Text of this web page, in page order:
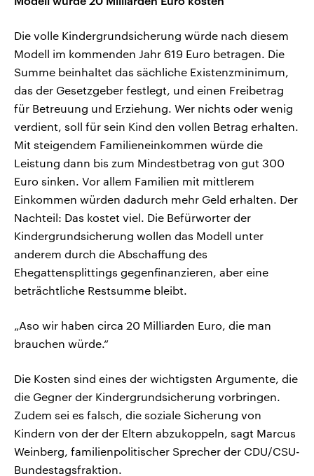
Die volle Kindergrundsicherung würde nach diesem
Modell im kommenden Jahr 619 Euro betragen. Die
Summe beinhaltet das sächliche Existenzminimum,
das der Gesetzgeber festlegt, und einen Freibetrag
für Betreuung und Erziehung. Wer nichts oder wenig
verdient, soll für sein Kind den vollen Betrag erhalten.
Mit steigendem Familieneinkommen würde die
Leistung dann bis zum Mindestbetrag von gut 300
Euro sinken. Vor allem Familien mit mittlerem
Einkommen würden dadurch mehr Geld erhalten. Der
Nachteil: Das kostet viel. Die Befürworter der
Kindergrundsicherung wollen das Modell unter
anderem durch die Abschaffung des
Ehegattensplittings gegenfinanzieren, aber eine
beträchtliche Restsumme bleibt.
„Aso wir haben circa 20 Milliarden Euro, die man
brauchen würde.“
Die Kosten sind eines der wichtigsten Argumente, die
die Gegner der Kindergrundsicherung vorbringen.
Zudem sei es falsch, die soziale Sicherung von
Kindern von der der Eltern abzukoppeln, sagt Marcus
Weinberg, familienpolitischer Sprecher der CDU/CSU-
Bundestagsfraktion.